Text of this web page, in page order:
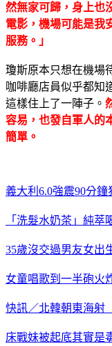
然無家可歸，身上也
電影，機場可能是我
服務。」
瓊斯原本只想在機場
咖啡廳店員似乎都知
這樣住上了一陣子。
容易，也發自軍人的
簡單。
義大利6.0強震90分鐘
「洗髮水奶茶」純萃
35歲沒交過男友女出
女童唱歌到一半砲火
快訊／北韓朝東海射
床戰妹被起底其實是